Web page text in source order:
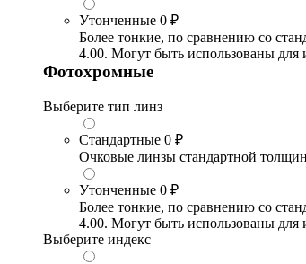
Утонченные 0 ₽
Более тонкие, по сравнению со
4.00. Могут быть использованы
Фотохромные
Выберите тип линз
Стандартные 0 ₽
Очковые линзы стандартной
Утонченные 0 ₽
Более тонкие, по сравнению со
4.00. Могут быть использованы
Выберите индекс